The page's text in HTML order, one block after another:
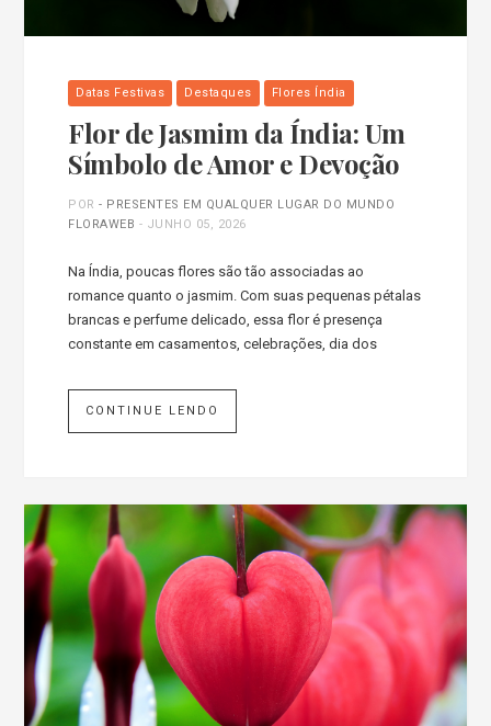
Datas Festivas Destaques Flores Índia
Flor de Jasmim da Índia: Um
Símbolo de Amor e Devoção
POR- PRESENTES EM QUALQUER LUGAR DO MUNDO
FLORAWEB - JUNHO 05, 2026
Na Índia, poucas flores são tão associadas ao
romance quanto o jasmim. Com suas pequenas pétalas
brancas e perfume delicado, essa flor é presença
constante em casamentos, celebrações, dia dos
CONTINUE LENDO